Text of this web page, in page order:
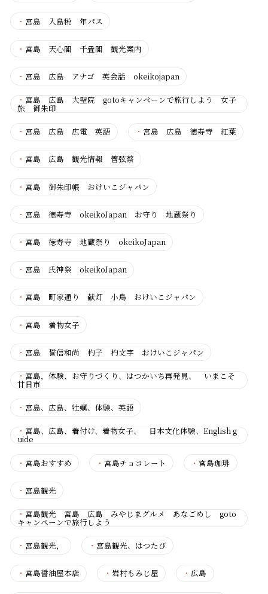
・ 宮島 入島税 年パス
・ 宮島 天心閣 千畳閣 観光案内
・ 宮島 広島 アナゴ 英会話 okeikojapan
・ 宮島 広島 大聖院 gotoキャンペーンで旅行しよう 女子
旅 御朱印
・ 宮島 広島 広電 英語 ・ 宮島 広島 徳寿寺 紅葉
・ 宮島 広島 観光情報 管弦蔡
・ 宮島 御朱印帳 おけいこジャパン
・ 宮島 徳寿寺 okeikoJapan お守り 地蔵祭り
・ 宮島 徳寿寺 地蔵祭り okeikoJapan
・ 宮島 氏神祭 okeikoJapan
・ 宮島 町家通り 献灯 小鳥 おけいこジャパン
・ 宮島 着物女子
・ 宮島 誓信和尚 杓子 杓文字 おけいこジャパン
・ 宮島，体験、お守りづくり、はつかいち再発見、 いまこそ
廿日市
・ 宮島、広島、牡蠣、体験、英語
・ 宮島、広島、着付け、着物女子、 日本文化体験、English g
uide
・ 宮島おすすめ ・ 宮島チョコレート ・ 宮島珈琲
・ 宮島観光
・ 宮島観光 宮島 広島 みやじまグルメ あなごめし goto
キャンペーンで旅行しよう
・ 宮島観光， ・ 宮島観光、はつたび
・ 宮島醤油屋本店 ・岩村もみじ屋 ・ 広島